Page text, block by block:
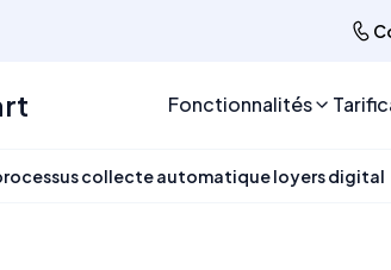
Fonctionnalités
collecte automatique loyers digital